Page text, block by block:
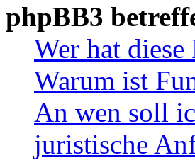
phpBB3
Wer hat
Warum ist
An wen soll
juristische